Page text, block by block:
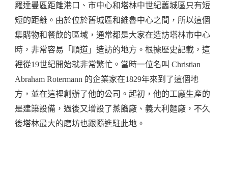
羅達曼區距離港口、市中心和塔林中世紀舊城區只有短
短的距離。由於位於舊城區和維魯中心之間，所以這個
集購物和餐飲的區域，通常都是大家在造訪塔林市中心
時，非常容易「順道」造訪的地方。根據歷史記載，這
裡從19世紀開始就非常繁忙。當時一位名叫 Christian
Abraham Rotermann 的企業家在1829年來到了這個地
方，並在這裡創辦了他的公司。起初，他的工廠生產的
是建築設備，過後又增設了蒸餾廠、義大利麵廠，不久
後塔林最大的磨坊也跟隨進駐此地。